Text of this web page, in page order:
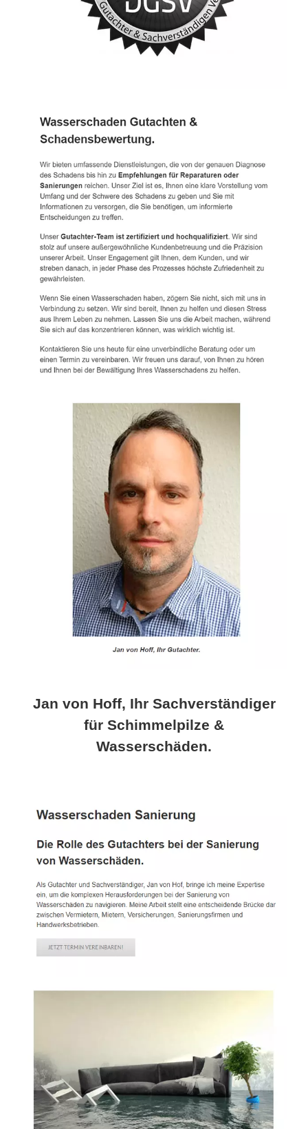
Jan von Hoff, Ihr Sachverständiger
für Schimmelpilze &
Wasserschäden.